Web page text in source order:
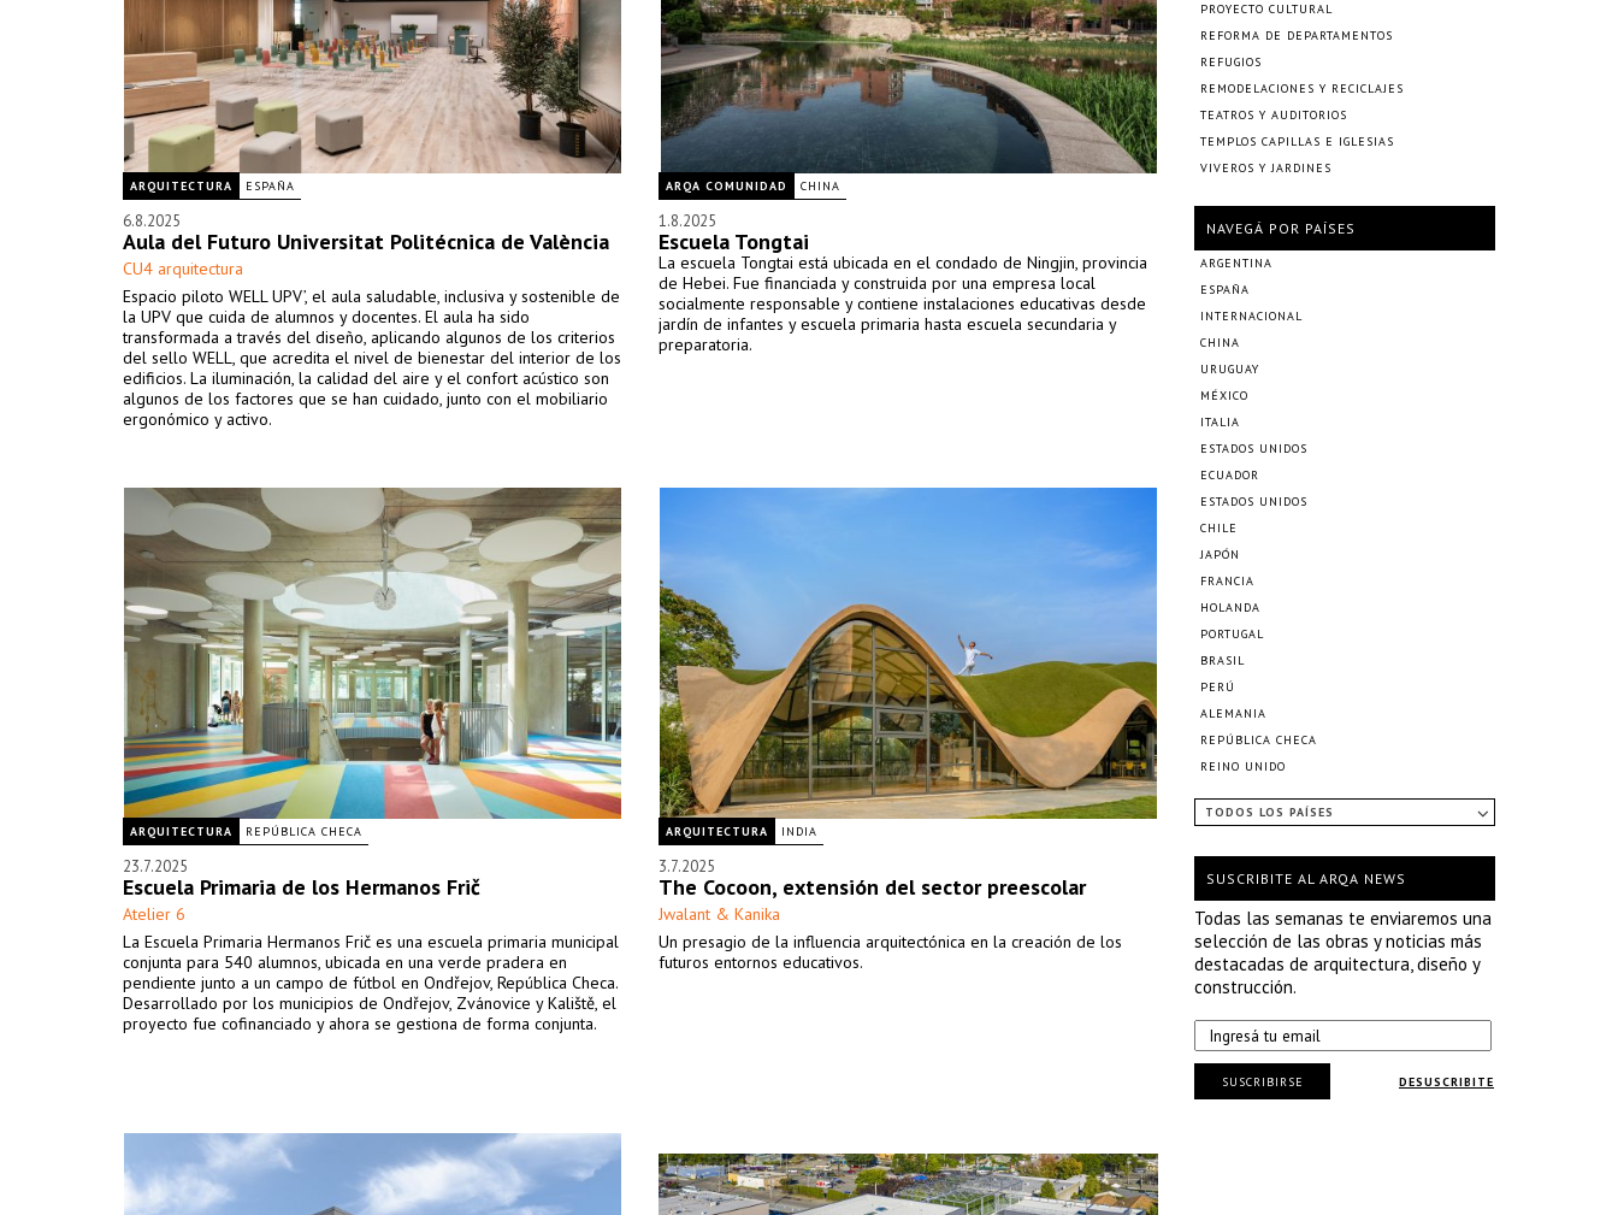
ARQUITECTURA ESPAÑA
6.8.2025
Aula del Futuro Universitat Politécnica de València
CU4 arquitectura
Espacio piloto WELL UPV’, el aula saludable, inclusiva y sostenible de
la UPV que cuida de alumnos y docentes. El aula ha sido
transformada a través del diseño, aplicando algunos de los criterios
del sello WELL, que acredita el nivel de bienestar del interior de los
edificios. La iluminación, la calidad del aire y el confort acústico son
algunos de los factores que se han cuidado, junto con el mobiliario
ergonómico y activo.
ARQA COMUNIDAD CHINA
1.8.2025
Escuela Tongtai
La escuela Tongtai está ubicada en el condado de Ningjin, provincia
de Hebei. Fue financiada y construida por una empresa local
socialmente responsable y contiene instalaciones educativas desde
jardín de infantes y escuela primaria hasta escuela secundaria y
preparatoria.
ARQUITECTURA REPÚBLICA CHECA
23.7.2025
Escuela Primaria de los Hermanos Frič
Atelier 6
La Escuela Primaria Hermanos Frič es una escuela primaria municipal
conjunta para 540 alumnos, ubicada en una verde pradera en
pendiente junto a un campo de fútbol en Ondřejov, República Checa.
Desarrollado por los municipios de Ondřejov, Zvánovice y Kaliště, el
proyecto fue cofinanciado y ahora se gestiona de forma conjunta.
ARQUITECTURA INDIA
3.7.2025
The Cocoon, extensión del sector preescolar
Jwalant & Kanika
Un presagio de la influencia arquitectónica en la creación de los
futuros entornos educativos.
PROYECTO CULTURAL
REFORMA DE DEPARTAMENTOS
REFUGIOS
REMODELACIONES Y RECICLAJES
TEATROS Y AUDITORIOS
TEMPLOS CAPILLAS E IGLESIAS
VIVEROS Y JARDINES
NAVEGÁ POR PAÍSES
ARGENTINA
ESPAÑA
INTERNACIONAL
CHINA
URUGUAY
MÉXICO
ITALIA
ESTADOS UNIDOS
ECUADOR
ESTADOS UNIDOS
CHILE
JAPÓN
FRANCIA
HOLANDA
PORTUGAL
BRASIL
PERÚ
ALEMANIA
REPÚBLICA CHECA
REINO UNIDO
TODOS LOS PAÍSES
SUSCRIBITE AL ARQA NEWS
Todas las semanas te enviaremos una
selección de las obras y noticias más
destacadas de arquitectura, diseño y
construcción.
DESUSCRIBITE
SUSCRIBIRSE